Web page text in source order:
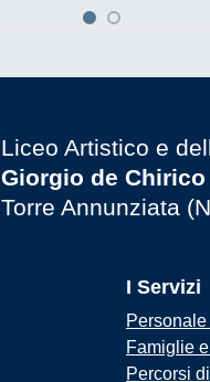
Liceo Artistico e
Giorgio de Chirico
Torre Annunziata
I Servizi
Famiglie
Percorsi